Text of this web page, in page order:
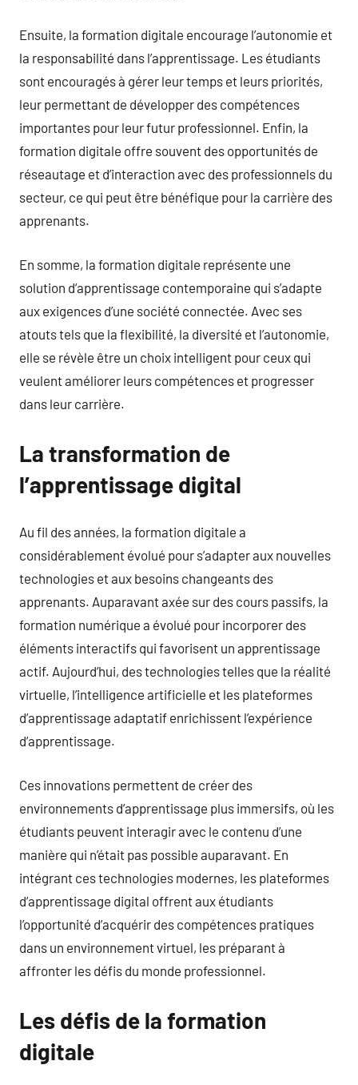
Ensuite, la formation digitale encourage l’autonomie et
la responsabilité dans l’apprentissage. Les étudiants
sont encouragés à gérer leur temps et leurs priorités,
leur permettant de développer des compétences
importantes pour leur futur professionnel. Enfin, la
formation digitale offre souvent des opportunités de
réseautage et d’interaction avec des professionnels du
secteur, ce qui peut être bénéfique pour la carrière des
apprenants.
En somme, la formation digitale représente une
solution d’apprentissage contemporaine qui s’adapte
aux exigences d’une société connectée. Avec ses
atouts tels que la flexibilité, la diversité et l’autonomie,
elle se révèle être un choix intelligent pour ceux qui
veulent améliorer leurs compétences et progresser
dans leur carrière.
La transformation de
l’apprentissage digital
Au fil des années, la formation digitale a
considérablement évolué pour s’adapter aux nouvelles
technologies et aux besoins changeants des
apprenants. Auparavant axée sur des cours passifs, la
formation numérique a évolué pour incorporer des
éléments interactifs qui favorisent un apprentissage
actif. Aujourd’hui, des technologies telles que la réalité
virtuelle, l’intelligence artificielle et les plateformes
d’apprentissage adaptatif enrichissent l’expérience
d’apprentissage.
Ces innovations permettent de créer des
environnements d’apprentissage plus immersifs, où les
étudiants peuvent interagir avec le contenu d’une
manière qui n’était pas possible auparavant. En
intégrant ces technologies modernes, les plateformes
d’apprentissage digital offrent aux étudiants
l’opportunité d’acquérir des compétences pratiques
dans un environnement virtuel, les préparant à
affronter les défis du monde professionnel.
Les défis de la formation
digitale